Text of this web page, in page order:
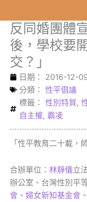
反同婚團體
後，學校要
交？」
日期：
2016-12-
分類： 性平倡議
標籤： 性別特質,
自主權, 霸凌
「性平教育二十載，
合辦單位： 林靜儀立
辦公室、台灣性別平
會 、 婦女新知基金會 、